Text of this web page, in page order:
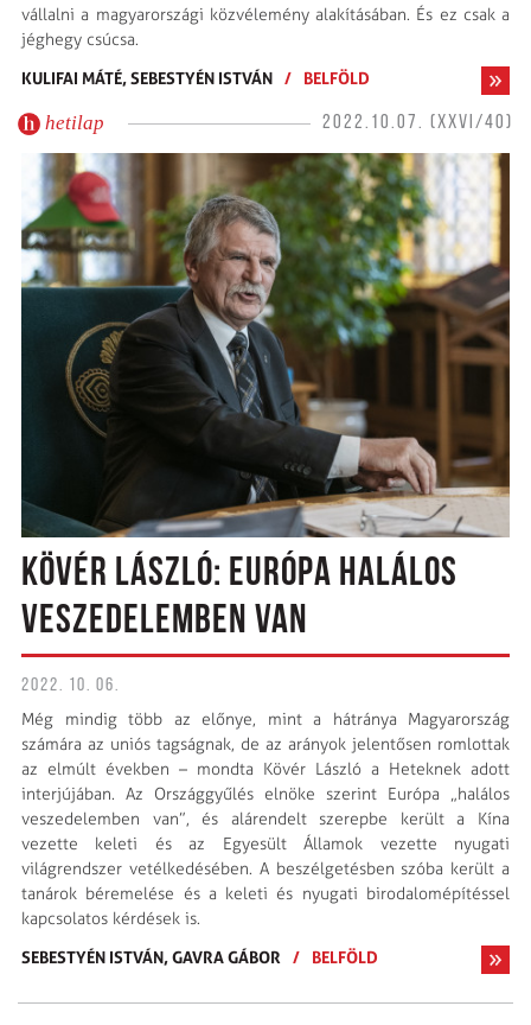
vállalni a magyarországi közvélemény alakításában. És ez csak a
jéghegy csúcsa.
KULIFAI MÁTÉ,SEBESTYÉN ISTVÁN / BELFÖLD
hetilap 2022.10.07. (XXVI/40)
KÖVÉR LÁSZLÓ: EURÓPA HALÁLOS
VESZEDELEMBEN VAN
2022. 10. 06.
Még mindig több az előnye, mint a hátránya Magyarország
számára az uniós tagságnak, de az arányok jelentősen romlottak
az elmúlt években – mondta Kövér László a Heteknek adott
interjújában. Az Országgyűlés elnöke szerint Európa „halálos
veszedelemben van”, és alárendelt szerepbe került a Kína
vezette keleti és az Egyesült Államok vezette nyugati
világrendszer vetélkedésében. A beszélgetésben szóba került a
tanárok béremelése és a keleti és nyugati birodalomépítéssel
kapcsolatos kérdések is.
SEBESTYÉN ISTVÁN,GAVRA GÁBOR / BELFÖLD